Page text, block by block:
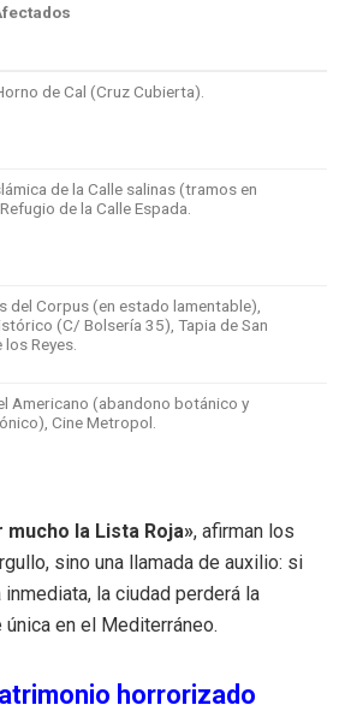
de Cal (Cruz Cubierta).
de la Calle salinas (tramos en
de la Calle Espada.
del Corpus (en estado lamentable),
(C/ Bolsería 35), Tapia de San
Reyes.
Americano (abandono botánico y
Cine Metropol.
la Lista Roja», afirman los
sino una llamada de auxilio: si
la ciudad perderá la
en el Mediterráneo.
horrorizado